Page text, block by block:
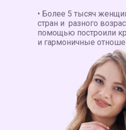
• Более 5 тысяч
стран и разного
помощью построили
и гармоничные